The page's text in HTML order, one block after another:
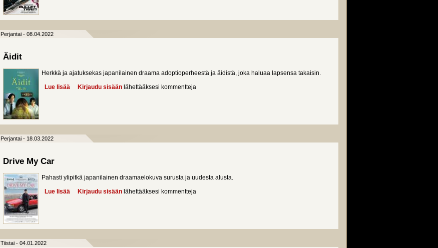
Perjantai - 08.04.2022
Äidit
Herkkä ja ajatuksekas japanilainen draama adoptioperheestä ja äidistä, joka haluaa lapsensa takaisin.
Lue lisää about Äidit
Kirjaudu sisään lähettääksesi kommentteja
Perjantai - 18.03.2022
Drive My Car
Pahasti ylipitkä japanilainen draamaelokuva surusta ja uudesta alusta.
Lue lisää about Drive My Car
Kirjaudu sisään lähettääksesi kommentteja
Tiistai - 04.01.2022